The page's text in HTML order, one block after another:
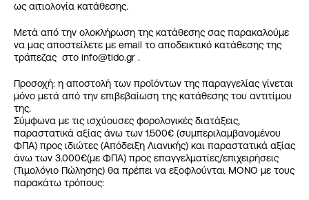
ως αιτιολογία κατάθεσης.
Μετά από την ολοκλήρωση της κατάθεσης σας παρακαλούμε
να μας αποστείλετε με email το αποδεικτικό κατάθεσης της
τράπεζας στο info@tido.gr .
Προσοχή: η αποστολή των προϊόντων της παραγγελίας γίνεται
μόνο μετά από την επιβεβαίωση της κατάθεσης του αντιτίμου
της.
Σύμφωνα με τις ισχύουσες φορολογικές διατάξεις,
παραστατικά αξίας άνω των 1.500€ (συμπεριλαμβανομένου
ΦΠΑ) προς ιδιώτες (Απόδειξη Λιανικής) και παραστατικά αξίας
άνω των 3.000€(με ΦΠΑ) προς επαγγελματίες/επιχειρήσεις
(Τιμολόγιο Πώλησης) θα πρέπει να εξοφλούνται ΜΟΝΟ με τους
παρακάτω τρόπους: